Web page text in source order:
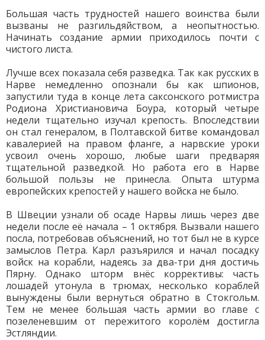
Большая часть трудностей нашего воинства были
вызваны не разгильдяйством, а неопытностью.
Начинать создание армии приходилось почти с
чистого листа.
Лучше всех показала себя разведка. Так как русских в
Нарве немедленно опознали бы как шпионов,
запустили туда в конце лета саксонского ротмистра
Родиона Христиановича Боура, который четыре
недели тщательно изучал крепость. Впоследствии
он стал генералом, в Полтавской битве командовал
кавалерией на правом фланге, а нарвские уроки
усвоил очень хорошо, любые шаги предваряя
тщательной разведкой. Но работа его в Нарве
большой пользы не принесла. Опыта штурма
европейских крепостей у нашего войска не было.
В Швеции узнали об осаде Нарвы лишь через две
недели после её начала – 1 октября. Вызвали нашего
посла, потребовав объяснений, но тот был не в курсе
замыслов Петра. Карл разъярился и начал посадку
войск на корабли, надеясь за два-три дня достичь
Пярну. Однако шторм внёс коррективы: часть
лошадей утонула в трюмах, несколько кораблей
вынуждены были вернуться обратно в Стокгольм.
Тем не менее большая часть армии во главе с
позеленевшим от пережитого королём достигла
Эстляндии.